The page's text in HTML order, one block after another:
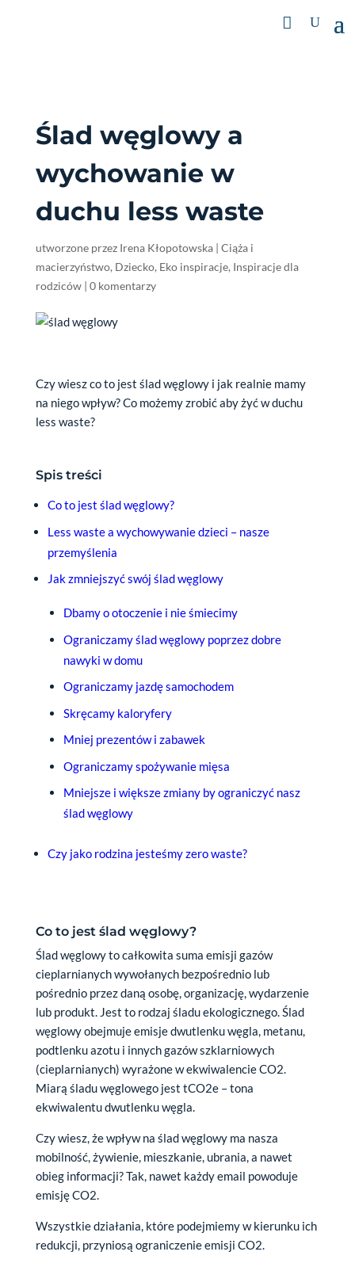
Ślad węglowy a
wychowanie w
duchu less waste
utworzone przez Irena Kłopotowska| Ciąża i
macierzyństwo, Dziecko, Eko inspiracje, Inspiracje dla
rodziców| 0 komentarzy
Czy wiesz co to jest ślad węglowy i jak realnie mamy
na niego wpływ? Co możemy zrobić aby żyć w duchu
less waste?
Spis treści
Co to jest ślad węglowy?
Less waste a wychowywanie dzieci – nasze
przemyślenia
Jak zmniejszyć swój ślad węglowy
Dbamy o otoczenie i nie śmiecimy
Ograniczamy ślad węglowy poprzez dobre
nawyki w domu
Ograniczamy jazdę samochodem
Skręcamy kaloryfery
Mniej prezentów i zabawek
Ograniczamy spożywanie mięsa
Mniejsze i większe zmiany by ograniczyć nasz
ślad węglowy
Czy jako rodzina jesteśmy zero waste?
Co to jest ślad węglowy?
Ślad węglowy to całkowita suma emisji gazów
cieplarnianych wywołanych bezpośrednio lub
pośrednio przez daną osobę, organizację, wydarzenie
lub produkt. Jest to rodzaj śladu ekologicznego. Ślad
węglowy obejmuje emisje dwutlenku węgla, metanu,
podtlenku azotu i innych gazów szklarniowych
(cieplarnianych) wyrażone w ekwiwalencie CO2.
Miarą śladu węglowego jest tCO2e – tona
ekwiwalentu dwutlenku węgla.
Czy wiesz, że wpływ na ślad węglowy ma nasza
mobilność, żywienie, mieszkanie, ubrania, a nawet
obieg informacji? Tak, nawet każdy email powoduje
emisję CO2.
Wszystkie działania, które podejmiemy w kierunku ich
redukcji, przyniosą ograniczenie emisji CO2.